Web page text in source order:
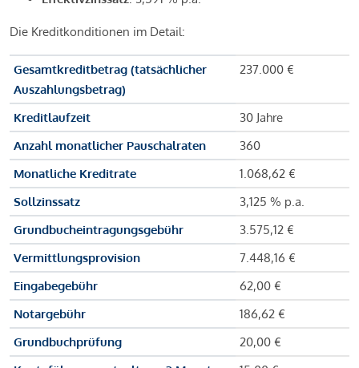
Die Kreditkonditionen im Detail:
Gesamtkreditbetrag (tatsächlicher
Auszahlungsbetrag)
237.000 €
Kreditlaufzeit
30 Jahre
Anzahl monatlicher Pauschalraten
360
Monatliche Kreditrate
1.068,62 €
Sollzinssatz
3,125 % p.a.
Grundbucheintragungsgebühr
3.575,12 €
Vermittlungsprovision
7.448,16 €
Eingabegebühr
62,00 €
Notargebühr
186,62 €
Grundbuchprüfung
20,00 €